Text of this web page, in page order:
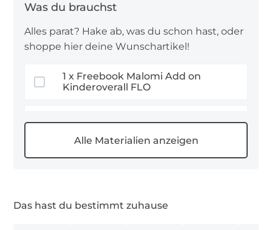
Alles parat? Hake ab, was du schon hast, oder
shoppe hier deine Wunschartikel!
1 x Freebook Malomi Add on
Kinderoverall FLO
0,1 m Walkloden
Das hast du bestimmt zuhause